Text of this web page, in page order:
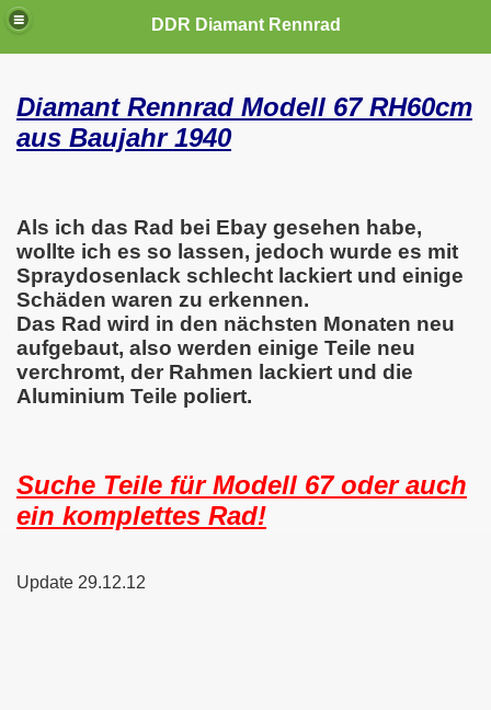
DDR Diamant Rennrad
Diamant Rennrad Modell 67 RH60cm
aus Baujahr 1940
Als ich das Rad bei Ebay gesehen habe,
wollte ich es so lassen, jedoch wurde es mit
Spraydosenlack schlecht lackiert und einige
Schäden waren zu erkennen.
Das Rad wird in den nächsten Monaten neu
aufgebaut, also werden einige Teile neu
verchromt, der Rahmen lackiert und die
Aluminium Teile poliert.
Suche Teile für Modell 67 oder auch
ein komplettes Rad!
Update 29.12.12